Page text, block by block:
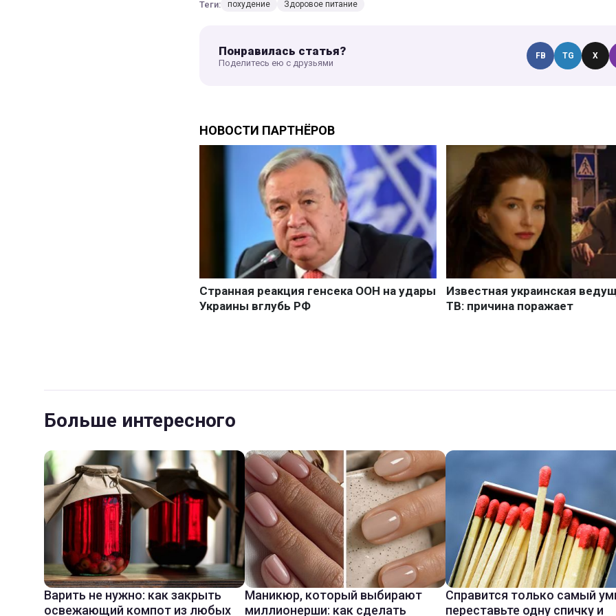
Теги: похудение Здоровое питание
Понравилась статья?
Поделитесь ею с друзьями
FB TG X
Больше интересного
Варить не нужно: как закрыть
освежающий компот из любых
Маникюр, который выбирают
миллионерши: как сделать
Справится только самый
переставьте одну спичку и